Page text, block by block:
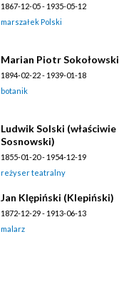
1867-12-05 - 1935-05-12
marszałek Polski
Marian Piotr Sokołowski
1894-02-22 - 1939-01-18
botanik
Ludwik Solski (właściwie
Sosnowski)
1855-01-20 - 1954-12-19
reżyser teatralny
Jan Klępiński (Klepiński)
1872-12-29 - 1913-06-13
malarz